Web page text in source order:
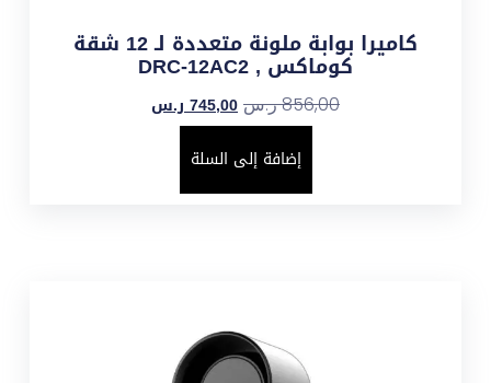
كاميرا بوابة ملونة متعددة لـ 12 شقة
كوماكس , DRC-12AC2
856,00ر.س 745,00 ر.س
إضافة إلى السلة